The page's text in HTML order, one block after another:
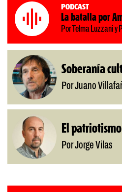
Podcast
La batalla por
Por Telma Luzzani y
Soberanía
Por Juano
El
Por Jorge Vilas